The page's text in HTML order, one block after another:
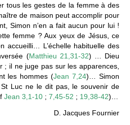
tous les gestes de la femme à des
de maison peut accomplir pour
Simon n’en a fait aucun pour lui !
femme ? Aux yeux de Jésus, ce
accueilli… L’échelle habituelle des
(Matthieu 21,31-32) … Dieu
; il ne juge pas sur les apparences,
les hommes (Jean 7,24)… Simon
Luc ne le dit pas, le souvenir de
Jean 3,1-10; 7,45-52 ; 19,38-42)…
D. Jacques Fournier